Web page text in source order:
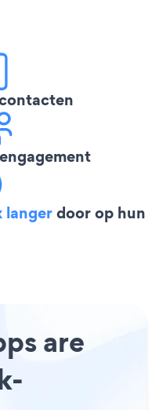
langerdoor op hun
are